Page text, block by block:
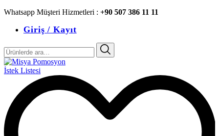
Whatsapp Müşteri Hizmetleri : +90 507 386 11 11
Giriş / Kayıt
Ara:
İstek Listesi